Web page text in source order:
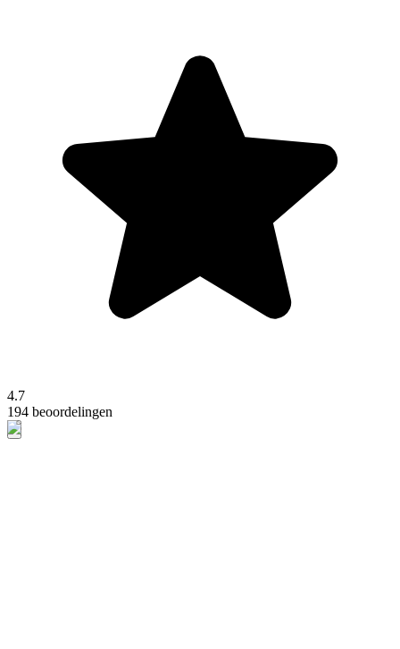
4.7
194 beoordelingen